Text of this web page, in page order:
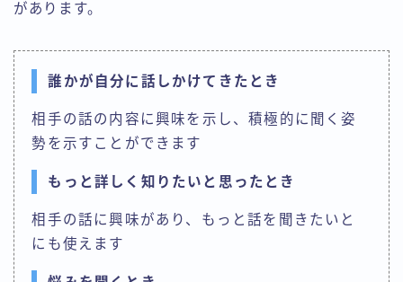
があります。
誰かが自分に話しかけてきたとき
相手の話の内容に興味を示し、積極的に聞く姿
勢を示すことができます
もっと詳しく知りたいと思ったとき
相手の話に興味があり、もっと話を聞きたいと
にも使えます